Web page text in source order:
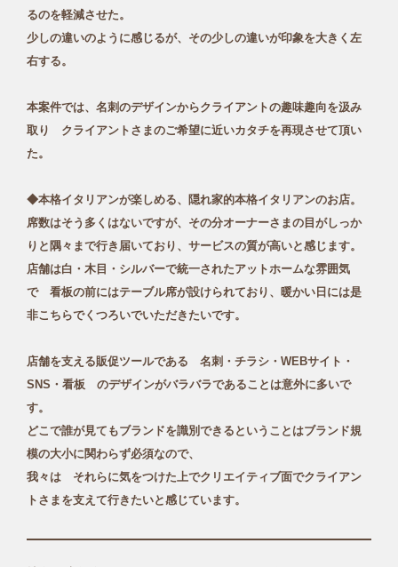
るのを軽減させた。
少しの違いのように感じるが、その少しの違いが印象を大きく左
右する。
本案件では、名刺のデザインからクライアントの趣味趣向を汲み
取り クライアントさまのご希望に近いカタチを再現させて頂い
た。
◆本格イタリアンが楽しめる、隠れ家的本格イタリアンのお店。
席数はそう多くはないですが、その分オーナーさまの目がしっか
りと隅々まで行き届いており、サービスの質が高いと感じます。
店舗は白・木目・シルバーで統一されたアットホームな雰囲気
で 看板の前にはテーブル席が設けられており、暖かい日には是
非こちらでくつろいでいただきたいです。
店舗を支える販促ツールである 名刺・チラシ・WEBサイト・
SNS・看板 のデザインがバラバラであることは意外に多いで
す。
どこで誰が見てもブランドを識別できるということはブランド規
模の大小に関わらず必須なので、
我々は それらに気をつけた上でクリエイティブ面でクライアン
トさまを支えて行きたいと感じています。